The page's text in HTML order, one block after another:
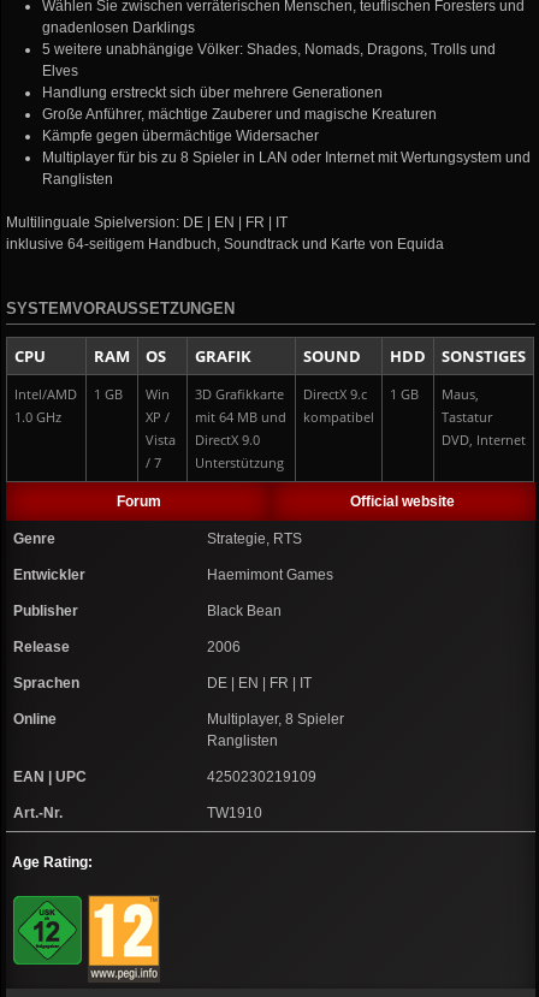
Wählen Sie zwischen verräterischen Menschen, teuflischen Foresters und
gnadenlosen Darklings
5 weitere unabhängige Völker: Shades, Nomads, Dragons, Trolls und
Elves
Handlung erstreckt sich über mehrere Generationen
Große Anführer, mächtige Zauberer und magische Kreaturen
Kämpfe gegen übermächtige Widersacher
Multiplayer für bis zu 8 Spieler in LAN oder Internet mit Wertungsystem und
Ranglisten
Multilinguale Spielversion: DE | EN | FR | IT
inklusive 64-seitigem Handbuch, Soundtrack und Karte von Equida
SYSTEMVORAUSSETZUNGEN
CPU RAM OS GRAFIK SOUND HDD SONSTIGES
Intel/AMD
1.0 GHz
1 GB
Win
XP /
Vista
/ 7
3D Grafikkarte
mit 64 MB und
DirectX 9.0
Unterstützung
DirectX 9.c
kompatibel
1 GB
Maus,
Tastatur
DVD, Internet
Forum Official website
Genre Strategie, RTS
Entwickler Haemimont Games
Publisher Black Bean
Release 2006
Sprachen DE | EN | FR | IT
Online
Multiplayer, 8 Spieler
Ranglisten
EAN | UPC 4250230219109
Art.-Nr. TW1910
Age Rating: